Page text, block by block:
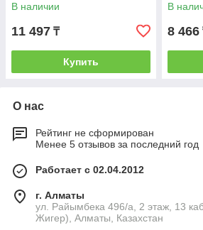
В наличии
11 497 ₸
Купить
В
8 466
О нас
Рейтинг не сформирован
Менее 5 отзывов за последний год
Работает с 02.04.2012
г. Алматы
ул. Райымбека 496/а, 2 этаж, 13
Жигер), Алматы, Казахстан